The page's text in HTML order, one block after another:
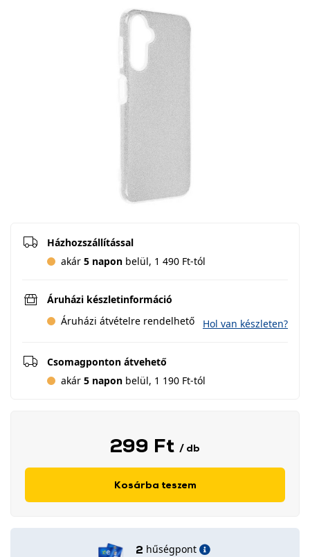
Házhozszállítással
akár 5 napon belül, 1 490 Ft-tól
Áruházi készletinformáció
Áruházi átvételre rendelhető
Hol van készleten?
Csomagponton átvehető
akár 5 napon belül, 1 190 Ft-tól
299 Ft / db
Kosárba teszem
2 hűségpont